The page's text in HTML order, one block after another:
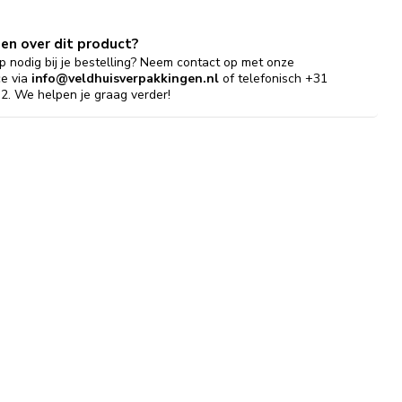
over dit product?
nodig bij je bestelling? Neem contact op met onze
via info@veldhuisverpakkingen.nl of telefonisch +31
We helpen je graag verder!